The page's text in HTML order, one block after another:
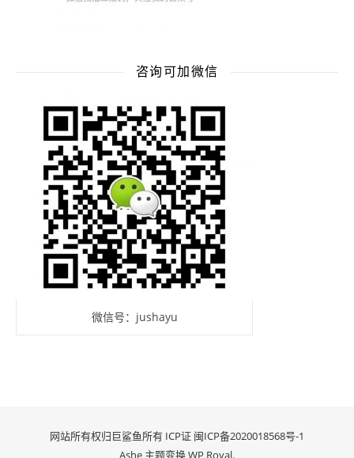
咨询可加微信
微信号：jushayu
网站所有权归巨鲨鱼所有 ICP证 闽ICP备2020018568号-1
Ashe 主题变换WP Royal.